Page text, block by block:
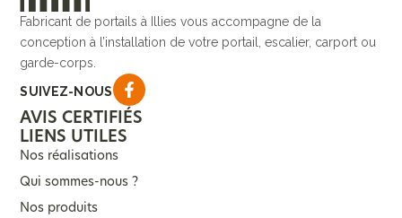
Fabricant de portails à Illies vous accompagne de la
conception à l’installation de votre portail, escalier, carport ou
garde-corps.
SUIVEZ-NOUS
LIENS UTILES
Nos réalisations
Qui sommes-nous ?
Nos produits
AVIS CERTIFIÉS